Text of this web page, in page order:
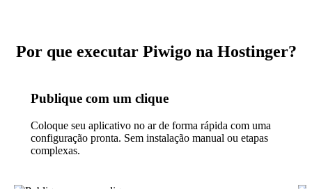
Por que executar Piwigo na Hostinger?
Publique com um clique
Coloque seu aplicativo no ar de forma rápida com uma
configuração pronta. Sem instalação manual ou etapas
complexas.